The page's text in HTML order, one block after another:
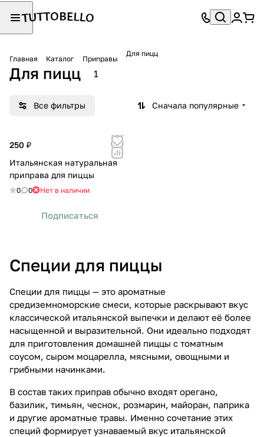
Главная Каталог Приправы
Для пицц
Для пицц 1
Все фильтры Сначала популярные
250 ₽
Итальянская натуральная
приправа для пиццы
0 0 Нет в наличии
Подписаться
Специи для пиццы
Специи для пиццы — это ароматные
средиземноморские смеси, которые раскрывают вкус
классической итальянской выпечки и делают её более
насыщенной и выразительной. Они идеально подходят
для приготовления домашней пиццы с томатным
соусом, сыром моцарелла, мясными, овощными и
грибными начинками.
В состав таких приправ обычно входят орегано,
базилик, тимьян, чеснок, розмарин, майоран, паприка
и другие ароматные травы. Именно сочетание этих
специй формирует узнаваемый вкус итальянской